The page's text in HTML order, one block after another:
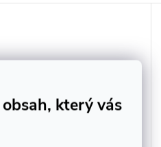
který vás